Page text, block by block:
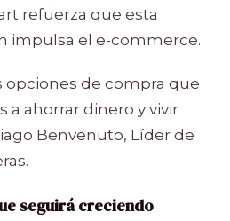
refuerza que esta
impulsa el e-commerce.
opciones de compra que
a ahorrar dinero y vivir
Benvenuto, Líder de
seguirá creciendo